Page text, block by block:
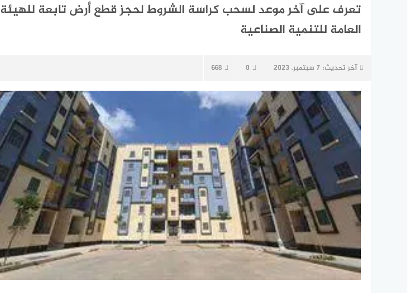
تعرف على آخر موعد لسحب كراسة الشروط لحجز قطع أرض تابعة للهيئة
العامة للتنمية الصناعية
آخر تحديث: 7 سبتمبر، 2023 0
668